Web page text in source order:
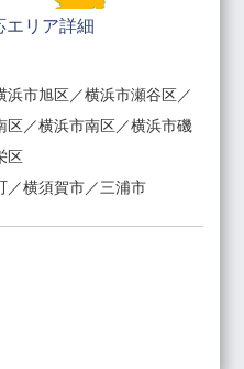
エリア詳細
市旭区／横浜市瀬谷区／
区／横浜市南区／横浜市磯
区
／横須賀市／三浦市